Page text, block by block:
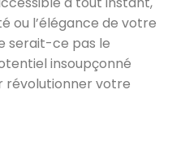
ou l’élégance de votre
serait-ce pas le
insoupçonné
révolutionner votre